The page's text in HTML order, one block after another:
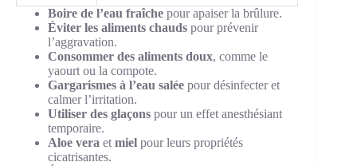
Boire de l’eau fraîche pour apaiser la brûlure.
Éviter les aliments chauds pour prévenir
l’aggravation.
Consommer des aliments doux, comme le
yaourt ou la compote.
Gargarismes à l’eau salée pour désinfecter et
calmer l’irritation.
Utiliser des glaçons pour un effet anesthésiant
temporaire.
Aloe vera et miel pour leurs propriétés
cicatrisantes.